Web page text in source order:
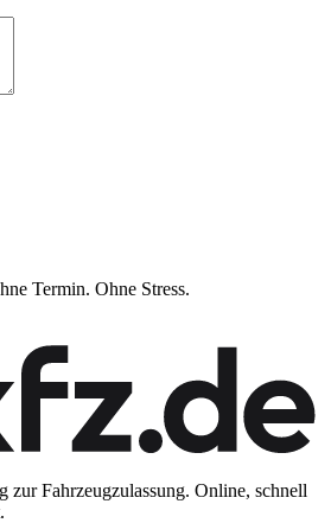
Termin. Ohne Stress.
zur Fahrzeugzulassung. Online, schnell